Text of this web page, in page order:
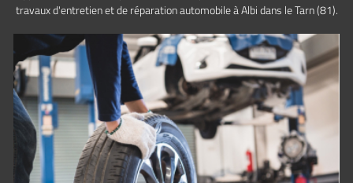
/ RDV EN LIGNE
Restez
INSCRIPTION
travaux d'entretien et de réparation automobile à Albi dans le Tarn (81).